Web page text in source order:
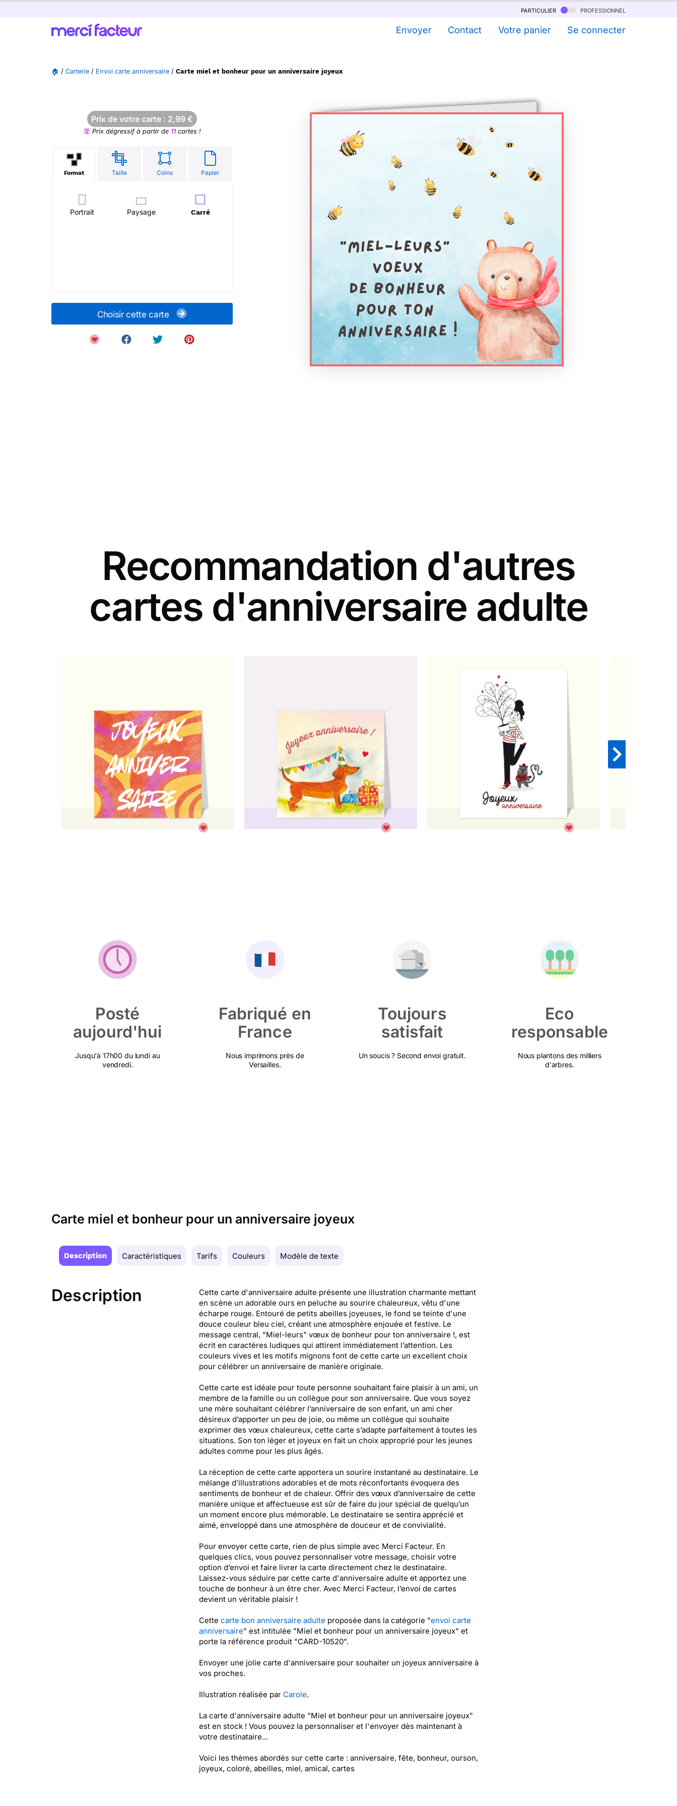
particulier professionnel
Envoyer Contact Votre panier Se connecter
🏠 / Carterie / Envoi carte anniversaire / Carte miel et bonheur pour un anniversaire joyeux
Prix de votre carte : 2,99 €
Prix dégressif à partir de 11cartes !
Format Taille Coins Papier
Portrait Paysage Carré
Choisir cette carte
Recommandation d'autres
cartes d'anniversaire adulte
Posté
aujourd'hui
Jusqu'à 17h00 du lundi au
vendredi.
Fabriqué en
France
Nous imprimons près de
Versailles.
Toujours
satisfait
Un soucis ? Second envoi gratuit.
Eco
responsable
Nous plantons des milliers
d'arbres.
Carte miel et bonheur pour un anniversaire joyeux
Description Caractéristiques Tarifs Couleurs Modèle de texte
Description
Cette carte d'anniversaire adulte présente une illustration charmante mettant
en scène un adorable ours en peluche au sourire chaleureux, vêtu d'une
écharpe rouge. Entouré de petits abeilles joyeuses, le fond se teinte d'une
douce couleur bleu ciel, créant une atmosphère enjouée et festive. Le
message central, "Miel-leurs" vœux de bonheur pour ton anniversaire !, est
écrit en caractères ludiques qui attirent immédiatement l’attention. Les
couleurs vives et les motifs mignons font de cette carte un excellent choix
pour célébrer un anniversaire de manière originale.
Cette carte est idéale pour toute personne souhaitant faire plaisir à un ami, un
membre de la famille ou un collègue pour son anniversaire. Que vous soyez
une mère souhaitant célébrer l’anniversaire de son enfant, un ami cher
désireux d’apporter un peu de joie, ou même un collègue qui souhaite
exprimer des vœux chaleureux, cette carte s’adapte parfaitement à toutes les
situations. Son ton léger et joyeux en fait un choix approprié pour les jeunes
adultes comme pour les plus âgés.
La réception de cette carte apportera un sourire instantané au destinataire. Le
mélange d’illustrations adorables et de mots réconfortants évoquera des
sentiments de bonheur et de chaleur. Offrir des vœux d’anniversaire de cette
manière unique et affectueuse est sûr de faire du jour spécial de quelqu’un
un moment encore plus mémorable. Le destinataire se sentira apprécié et
aimé, enveloppé dans une atmosphère de douceur et de convivialité.
Pour envoyer cette carte, rien de plus simple avec Merci Facteur. En
quelques clics, vous pouvez personnaliser votre message, choisir votre
option d’envoi et faire livrer la carte directement chez le destinataire.
Laissez-vous séduire par cette carte d'anniversaire adulte et apportez une
touche de bonheur à un être cher. Avec Merci Facteur, l’envoi de cartes
devient un véritable plaisir !
Cette carte bon anniversaire adulte proposée dans la catégorie "envoi carte
anniversaire" est intitulée "Miel et bonheur pour un anniversaire joyeux" et
porte la référence produit "CARD-10520".
Envoyer une jolie carte d'anniversaire pour souhaiter un joyeux anniversaire à
vos proches.
Illustration réalisée par Carole.
La carte d'anniversaire adulte "Miel et bonheur pour un anniversaire joyeux"
est en stock ! Vous pouvez la personnaliser et l'envoyer dès maintenant à
votre destinataire...
Voici les thèmes abordés sur cette carte : anniversaire, fête, bonheur, ourson,
joyeux, coloré, abeilles, miel, amical, cartes